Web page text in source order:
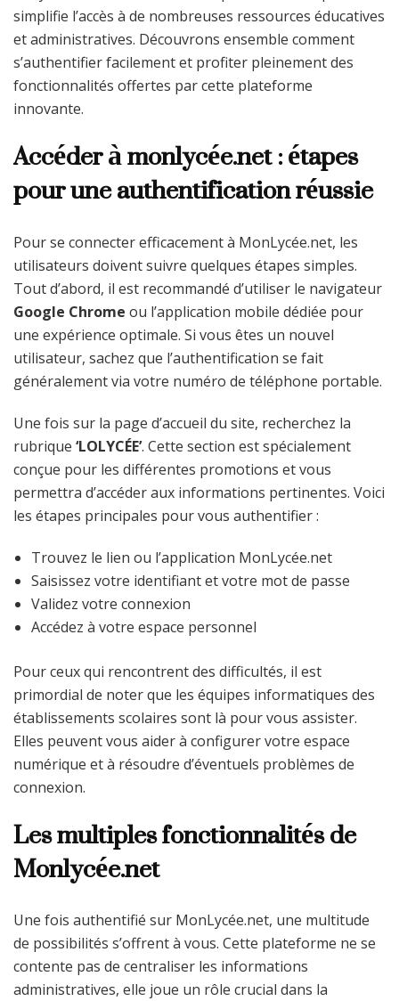
simplifie l’accès à de nombreuses ressources éducatives
et administratives. Découvrons ensemble comment
s’authentifier facilement et profiter pleinement des
fonctionnalités offertes par cette plateforme
innovante.
Accéder à monlycée.net : étapes
pour une authentification réussie
Pour se connecter efficacement à MonLycée.net, les
utilisateurs doivent suivre quelques étapes simples.
Tout d’abord, il est recommandé d’utiliser le navigateur
Google Chrome ou l’application mobile dédiée pour
une expérience optimale. Si vous êtes un nouvel
utilisateur, sachez que l’authentification se fait
généralement via votre numéro de téléphone portable.
Une fois sur la page d’accueil du site, recherchez la
rubrique ‘LOLYCÉE’. Cette section est spécialement
conçue pour les différentes promotions et vous
permettra d’accéder aux informations pertinentes. Voici
les étapes principales pour vous authentifier :
Trouvez le lien ou l’application MonLycée.net
Saisissez votre identifiant et votre mot de passe
Validez votre connexion
Accédez à votre espace personnel
Pour ceux qui rencontrent des difficultés, il est
primordial de noter que les équipes informatiques des
établissements scolaires sont là pour vous assister.
Elles peuvent vous aider à configurer votre espace
numérique et à résoudre d’éventuels problèmes de
connexion.
Les multiples fonctionnalités de
Monlycée.net
Une fois authentifié sur MonLycée.net, une multitude
de possibilités s’offrent à vous. Cette plateforme ne se
contente pas de centraliser les informations
administratives, elle joue un rôle crucial dans la